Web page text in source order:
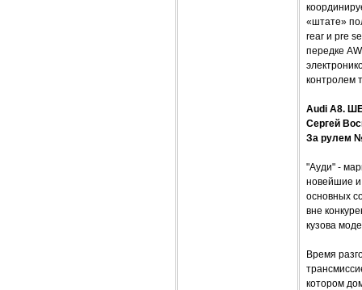
«штате»
rear и pre
передке
контролем
Audi A8.
Сергей
За рулем
"Ауди" -
новейшие и
основных
вне
кузова
Время
котором